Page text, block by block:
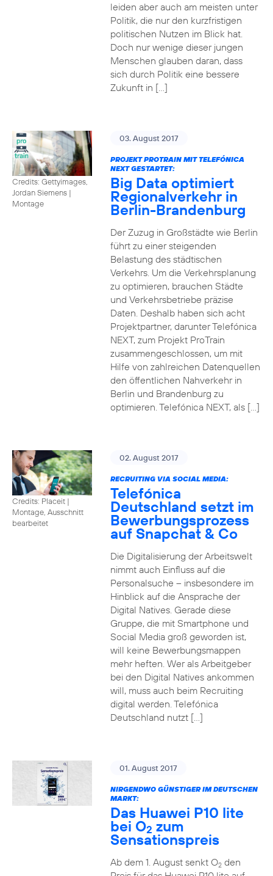
leiden aber auch am meisten unter
Politik, die nur den kurzfristigen
politischen Nutzen im Blick hat.
Doch nur wenige dieser jungen
Menschen glauben daran, dass
sich durch Politik eine bessere
Zukunft in […]
Credits: Gettyimages,
Jordan Siemens |
Montage
03. August 2017
PROJEKT PROTRAIN MIT TELEFÓNICA
NEXT GESTARTET:
Big Data optimiert
Regionalverkehr in
Berlin-Brandenburg
Der Zuzug in Großstädte wie Berlin
führt zu einer steigenden
Belastung des städtischen
Verkehrs. Um die Verkehrsplanung
zu optimieren, brauchen Städte
und Verkehrsbetriebe präzise
Daten. Deshalb haben sich acht
Projektpartner, darunter Telefónica
NEXT, zum Projekt ProTrain
zusammengeschlossen, um mit
Hilfe von zahlreichen Datenquellen
den öffentlichen Nahverkehr in
Berlin und Brandenburg zu
optimieren. Telefónica NEXT, als […]
Credits: Placeit |
Montage, Ausschnitt
bearbeitet
02. August 2017
RECRUITING VIA SOCIAL MEDIA:
Telefónica
Deutschland setzt im
Bewerbungsprozess
auf Snapchat & Co
Die Digitalisierung der Arbeitswelt
nimmt auch Einfluss auf die
Personalsuche – insbesondere im
Hinblick auf die Ansprache der
Digital Natives. Gerade diese
Gruppe, die mit Smartphone und
Social Media groß geworden ist,
will keine Bewerbungsmappen
mehr heften. Wer als Arbeitgeber
bei den Digital Natives ankommen
will, muss auch beim Recruiting
digital werden. Telefónica
Deutschland nutzt […]
01. August 2017
NIRGENDWO GÜNSTIGER IM DEUTSCHEN
MARKT:
Das Huawei P10 lite
bei O2 zum
Sensationspreis
Ab dem 1. August senkt O2den